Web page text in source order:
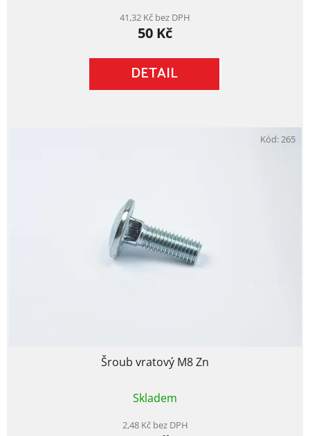
je
3,5
5
hvězdiček.
41,32 Kč bez DPH
50 Kč
DETAIL
Šroub vratový M8 Zn
hodnocení
je
Skladem
2,48 Kč bez DPH
Kód:265